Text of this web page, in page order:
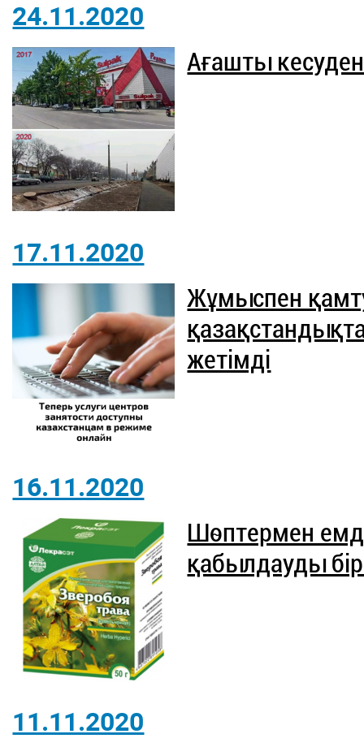
24.11.2020
Ағашты
17.11.2020
Жұмыспен
жетімді
16.11.2020
Шөптермен
қабылдауды
11.11.2020